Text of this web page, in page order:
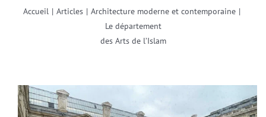
Accueil | Articles | Architecture moderne et contemporaine |
Le département
des Arts de l’Islam